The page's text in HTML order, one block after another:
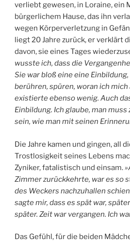
verliebt gewesen, in Loraine, ein
bürgerlichem Hause, das ihn
wegen Körperverletzung in
liegt 20 Jahre zurück, er verklärt
davon, sie eines Tages
wusste ich, dass die
Sie war bloß eine eine Einbildung,
berühren, spüren, woran ich
existierte ebenso wenig. Auch
Einbildung. Ich glaube, man
sein, wie man mit seinen
Die Jahre kamen und gingen, all
Trostlosigkeit seines Lebens
Zyniker, fatalistisch und einsam.
Zimmer zurückkehrte, war es so
des Weckers nachzuhallen
sagte mir, dass es spät war,
später. Zeit war vergangen. Ich
Das Gefühl, für die beiden